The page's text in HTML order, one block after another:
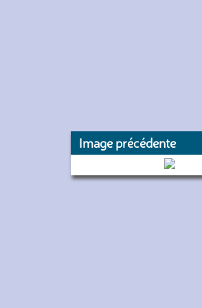
Image précédente
9522 (RATP)